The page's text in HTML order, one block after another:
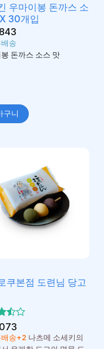
우마이봉 돈까스 소
30개입
송
돈까스 소스 맛
구니
쿠본점 도련님 당고
송+2나츠메 소세키의